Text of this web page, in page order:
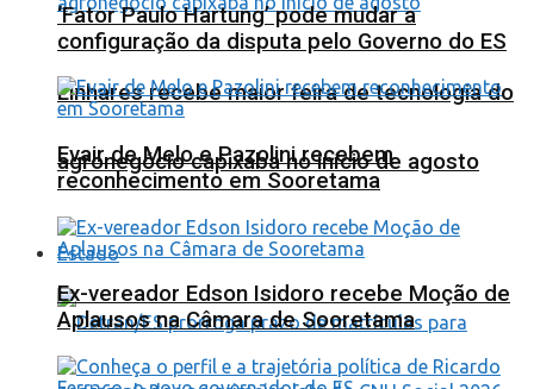
Linhares recebe maior feira de tecnologia do
agronegócio capixaba no início de agosto
Estado
‘Fator Paulo Hartung’ pode mudar a
configuração da disputa pelo Governo do ES
Evair de Melo e Pazolini recebem
reconhecimento em Sooretama
Ex-vereador Edson Isidoro recebe Moção de
Aplausos na Câmara de Sooretama